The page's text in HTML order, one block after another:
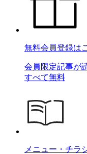
無料会員登録は
会員限定記事が
すべて無料
メニュー・チラ